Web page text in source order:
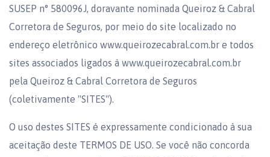
SUSEP n° 580096J, doravante nominada Queiroz & Cabral
Corretora de Seguros, por meio do site localizado no
endereço eletrônico www.queirozecabral.com.br e todos
sites associados ligados à www.queirozecabral.com.br
pela Queiroz & Cabral Corretora de Seguros
(coletivamente "SITES").
O uso destes SITES é expressamente condicionado à sua
aceitação deste TERMOS DE USO. Se você não concorda